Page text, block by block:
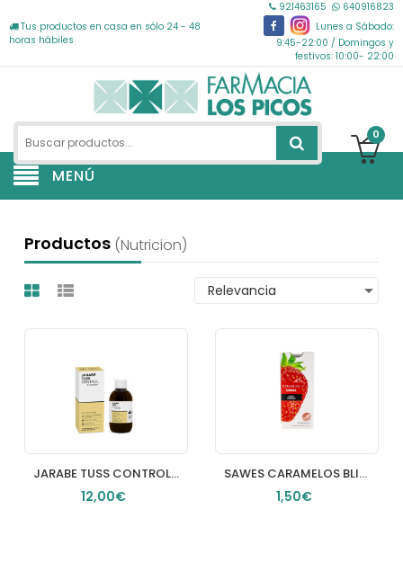
Tus productos en casa en sólo 24 - 48
horas hábiles
921463165
640916823
Lunes a Sábado:
9:45-22:00 / Domingos y
festivos: 10:00- 22:00
0
MENÚ
Productos (nutricion)
JARABE TUSS CONTROL SIN AZUCAR FARMACIA LOS PICOS
12,00€
SAWES CARAMELOS BLISTER SIN AZUCAR 1 ENVASE 22 G SABOR FRESA
1,50€